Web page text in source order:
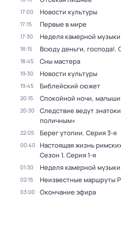
17:00 Новости культуры
17:15 Первые в мире
17:30 Неделя камерной музыки
18:15 Всюду деньги, господа!.
18:45 Сны мастера
19:30 Новости культуры
19:45 Библейский сюжет
20:15 Спокойной ночи,
20:30
Следствие ведут
поличным»
22:05 Берег утопии. Серия 3-я
00:40 Настоящая жизнь
Сезон 1. Серия 1-я
01:30 Неделя камерной музыки
02:15 Неизвестные маршруты
03:00 Окончание эфира